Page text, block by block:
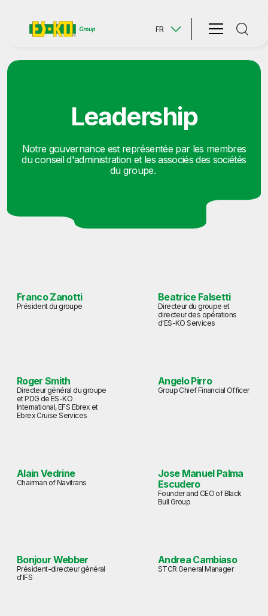
FR
Leadership
Notre gouvernance est représentée par les membres
du conseil d'administration et les associés des sociétés
du groupe.
Franco Zanotti
Président du groupe
Beatrice Falsetti
Directeur du groupe et
directeur des opérations
d'ES-KO Services
Roger Smith
Directeur général du groupe
et PDG de ES-KO
International, EFS Ebrex et
Ebrex Cruise Services
Angelo Pirro
Group Chief Financial Officer
Alain Vedrine
Chairman of Navitrans
Jose Manuel Palma
Escudero
Founder and CEO of Black
Bull Group
Bonjour Webber
Président-directeur général
d'IFS
Andrea Cambiaso
STCR General Manager